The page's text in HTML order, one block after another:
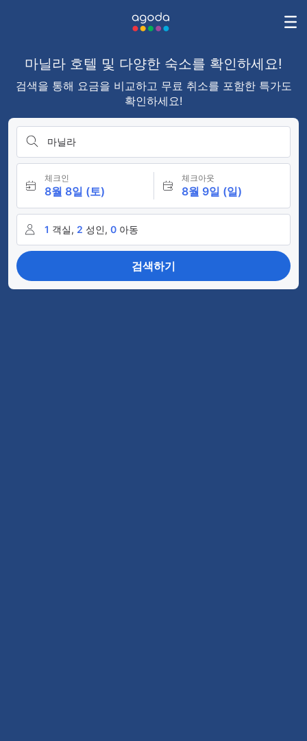
마닐라 호텔 및 다양한 숙소를 확인하세요!
검색을 통해 요금을 비교하고 무료 취소를 포함한 특가도
확인하세요!
마닐라
체크인
8월 8일 (토)
체크아웃
8월 9일 (일)
1 객실, 2 성인, 0 아동
검색하기